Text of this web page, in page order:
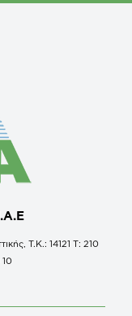
Τ.Κ.: 14121 Τ: 210
10